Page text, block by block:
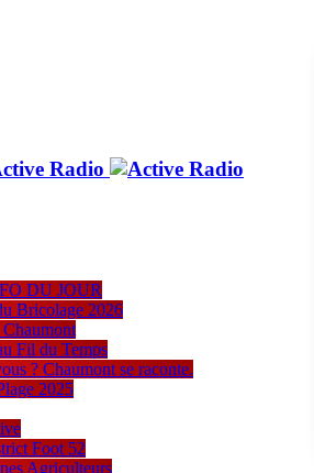
DU JOUR
Bricolage 2026
Fil du Temps
? Chaumont se raconte.
2025
Foot 52
Agriculteurs